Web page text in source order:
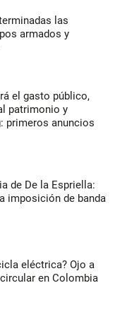
las
armados y
el gasto público,
patrimonio y
primeros anuncios
de De la Espriella:
imposición de banda
eléctrica? Ojo a
en Colombia